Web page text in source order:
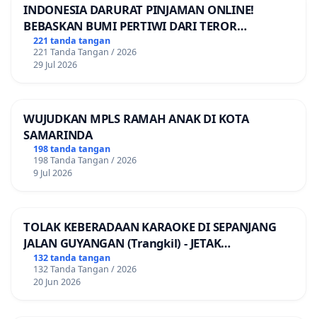
INDONESIA DARURAT PINJAMAN ONLINE!
BEBASKAN BUMI PERTIWI DARI TEROR
PINJAMAN ONLINE! TUTUP PINJOL!
221 tanda tangan
221 Tanda Tangan / 2026
29 Jul 2026
WUJUDKAN MPLS RAMAH ANAK DI KOTA
SAMARINDA
198 tanda tangan
198 Tanda Tangan / 2026
9 Jul 2026
TOLAK KEBERADAAN KARAOKE DI SEPANJANG
JALAN GUYANGAN (Trangkil) - JETAK
(Wedarijaksa) Kab. PATI
132 tanda tangan
132 Tanda Tangan / 2026
20 Jun 2026